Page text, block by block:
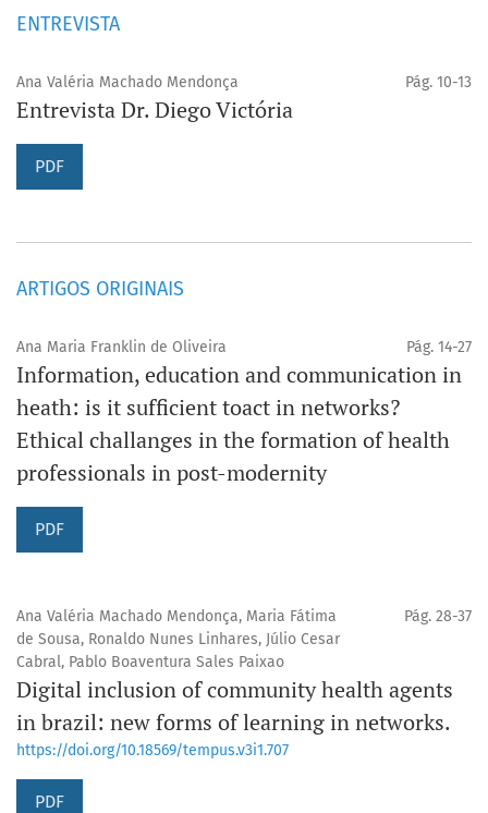
ENTREVISTA
Ana Valéria Machado Mendonça Pág. 10-13
Entrevista Dr. Diego Victória
PDF
ARTIGOS ORIGINAIS
Ana Maria Franklin de Oliveira Pág. 14-27
Information, education and communication in
heath: is it sufficient toact in networks?
Ethical challanges in the formation of health
professionals in post-modernity
PDF
Ana Valéria Machado Mendonça, Maria Fátima
de Sousa, Ronaldo Nunes Linhares, Júlio Cesar
Cabral, Pablo Boaventura Sales Paixao
Pág. 28-37
Digital inclusion of community health agents
in brazil: new forms of learning in networks.
https://doi.org/10.18569/tempus.v3i1.707
PDF